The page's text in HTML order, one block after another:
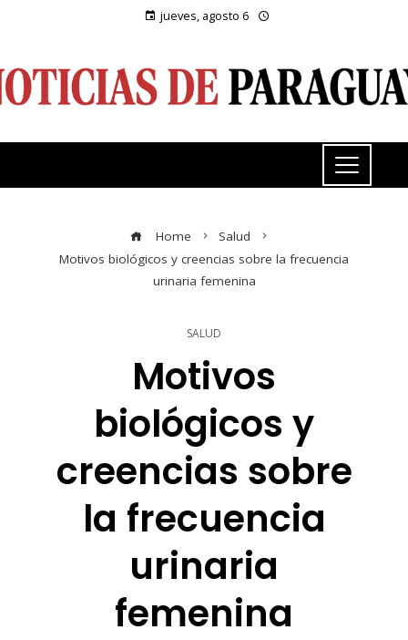
jueves, agosto 6
Home
Salud
Motivos biológicos y creencias sobre la frecuencia
urinaria femenina
SALUD
Motivos
biológicos y
creencias sobre
la frecuencia
urinaria
femenina